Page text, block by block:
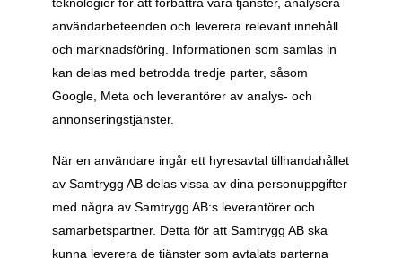
användarbeteenden och leverera relevant innehåll
och marknadsföring. Informationen som samlas in
kan delas med betrodda tredje parter, såsom
Google, Meta och leverantörer av analys- och
annonseringstjänster.
När en användare ingår ett hyresavtal tillhandahållet
av Samtrygg AB delas vissa av dina personuppgifter
med några av Samtrygg AB:s leverantörer och
samarbetspartner. Detta för att Samtrygg AB ska
kunna leverera de tjänster som avtalats parterna